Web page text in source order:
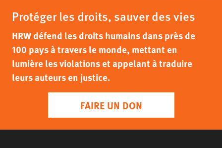
Protéger les droits, sauver des vies
HRW défend les droits humains dans près de
100 pays à travers le monde, mettant en
lumière les violations et appelant à traduire
leurs auteurs en justice.
FAIRE UN DON